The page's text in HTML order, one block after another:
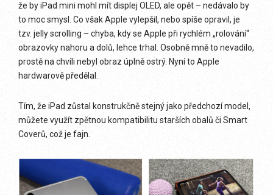
že by iPad mini mohl mít displej OLED, ale opět – nedávalo by
to moc smysl. Co však Apple vylepšil, nebo spíše opravil, je
tzv. jelly scrolling – chyba, kdy se Apple při rychlém „rolování“
obrazovky nahoru a dolů, lehce trhal. Osobně mně to nevadilo,
prostě na chvíli nebyl obraz úplně ostrý. Nyní to Apple
hardwarově předělal.
Tím, že iPad zůstal konstrukčně stejný jako předchozí model,
můžete využít zpětnou kompatibilitu starších obalů či Smart
Coverů, což je fajn.